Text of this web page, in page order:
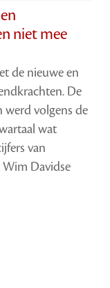
niet mee
de nieuwe en
De
werd volgens de
wat
van
Davidse